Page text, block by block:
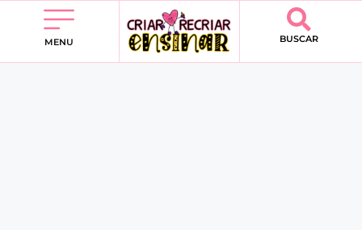
MENU BUSCAR